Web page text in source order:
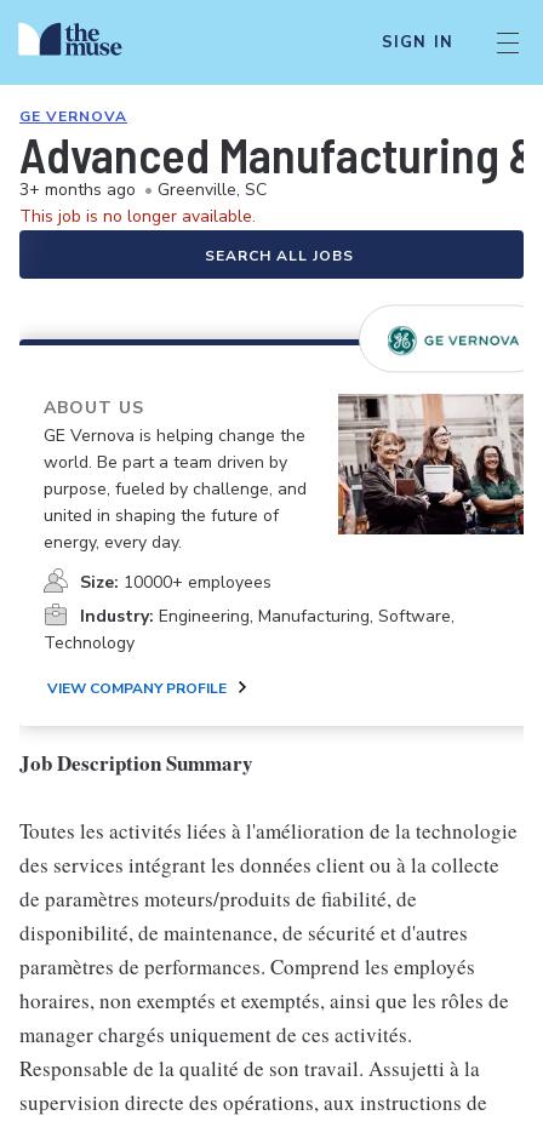
SIGN IN
GE VERNOVA
Advanced Manufacturing
3+ months ago • Greenville, SC
This job is no longer available.
SEARCH ALL JOBS
ABOUT US
GE Vernova is helping change the
world. Be part a team driven by
purpose, fueled by challenge, and
united in shaping the future of
energy, every day.
Size: 10000+ employees
Industry: Engineering, Manufacturing, Software,
Technology
VIEW COMPANY PROFILE
Job Description Summary
Toutes les activités liées à l'amélioration de la technologie
des services intégrant les données client ou à la collecte
de paramètres moteurs/produits de fiabilité, de
disponibilité, de maintenance, de sécurité et d'autres
paramètres de performances. Comprend les employés
horaires, non exemptés et exemptés, ainsi que les rôles de
manager chargés uniquement de ces activités.
Responsable de la qualité de son travail. Assujetti à la
supervision directe des opérations, aux instructions de